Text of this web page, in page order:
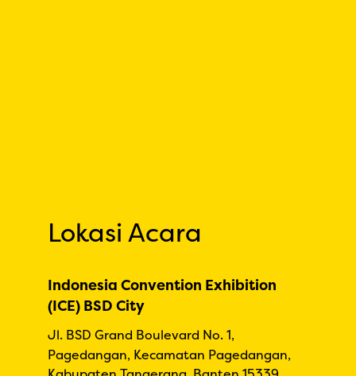
Lokasi Acara
Indonesia Convention Exhibition
(ICE) BSD City
Jl. BSD Grand Boulevard No. 1,
Pagedangan, Kecamatan Pagedangan,